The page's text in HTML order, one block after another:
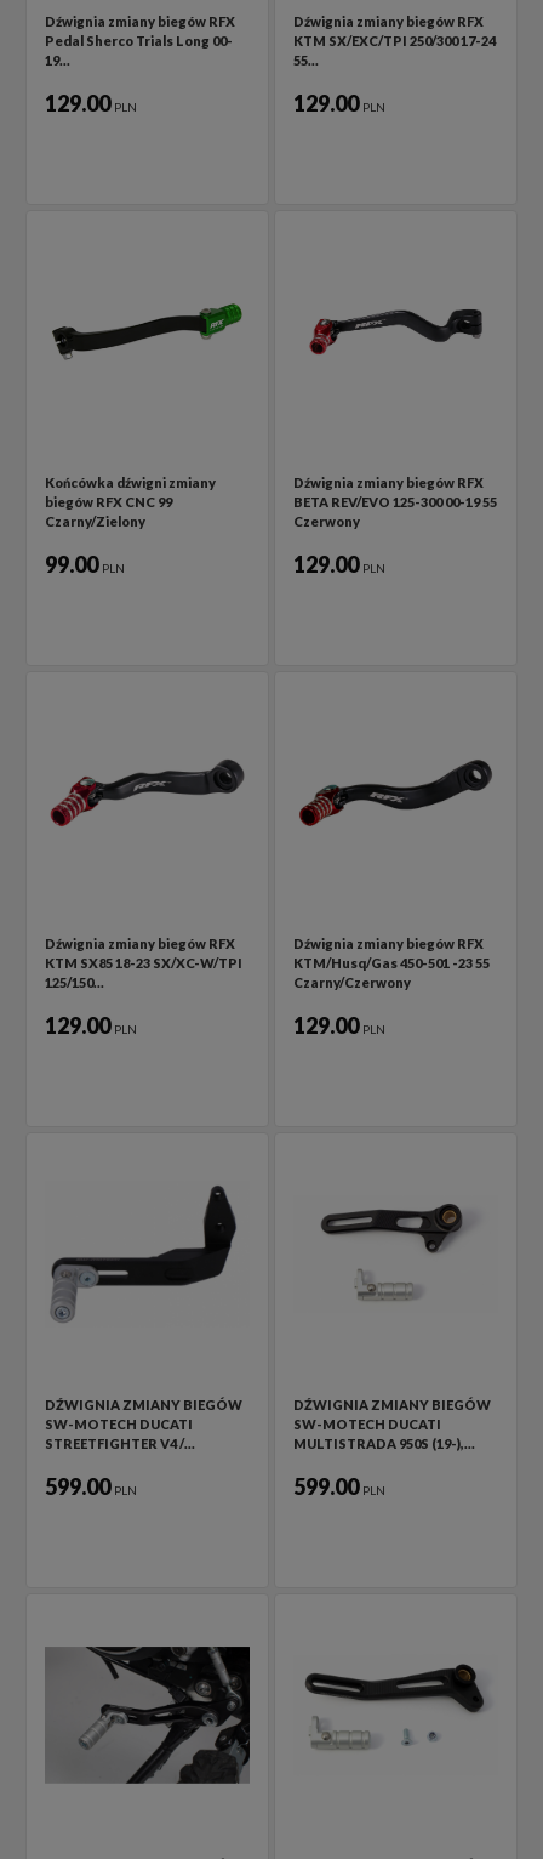
Dźwignia zmiany biegów RFX
Pedal Sherco Trials Long 00-
19…
129.00 PLN
Dźwignia zmiany biegów RFX
KTM SX/EXC/TPI 250/300 17-24
55…
129.00 PLN
Końcówka dźwigni zmiany
biegów RFX CNC 99
Czarny/Zielony
99.00 PLN
Dźwignia zmiany biegów RFX
BETA REV/EVO 125-300 00-19 55
Czerwony
129.00 PLN
Dźwignia zmiany biegów RFX
KTM SX85 18-23 SX/XC-W/TPI
125/150…
129.00 PLN
Dźwignia zmiany biegów RFX
KTM/Husq/Gas 450-501 -23 55
Czarny/Czerwony
129.00 PLN
DŹWIGNIA ZMIANY BIEGÓW
SW-MOTECH DUCATI
STREETFIGHTER V4 /…
599.00 PLN
DŹWIGNIA ZMIANY BIEGÓW
SW-MOTECH DUCATI
MULTISTRADA 950S (19-),…
599.00 PLN